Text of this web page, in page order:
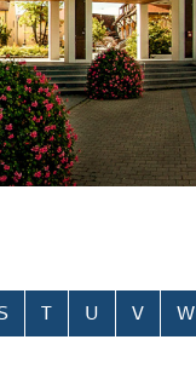
T U V W